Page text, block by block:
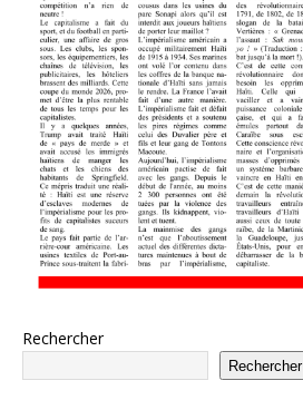
Rechercher
Rechercher